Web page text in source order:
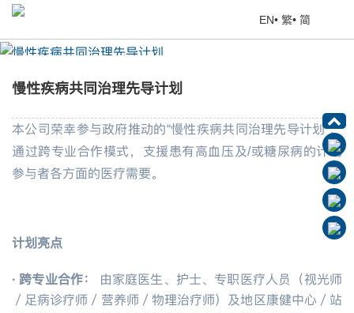
EN• 繁• 简
慢性疾病共同治理先导计划
慢性疾病共同治理先导计划
本公司荣幸参与政府推动的“慢性疾病共同治理先导计划”，
通过跨专业合作模式，支援患有高血压及/或糖尿病的计划
参与者各方面的医疗需要。
计划亮点
· 跨专业合作：
由家庭医生、护士、专职医疗人员（视光师
／足病诊疗师／营养师／物理治疗师）及地区康健中心／站